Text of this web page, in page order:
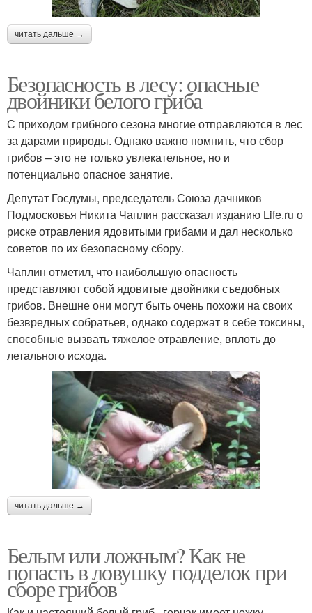
читать дальше →
Безопасность в лесу: опасные
двойники белого гриба
С приходом грибного сезона многие отправляются в лес
за дарами природы. Однако важно помнить, что сбор
грибов – это не только увлекательное, но и
потенциально опасное занятие.
Депутат Госдумы, председатель Союза дачников
Подмосковья Никита Чаплин рассказал изданию Life.ru о
риске отравления ядовитыми грибами и дал несколько
советов по их безопасному сбору.
Чаплин отметил, что наибольшую опасность
представляют собой ядовитые двойники съедобных
грибов. Внешне они могут быть очень похожи на своих
безвредных собратьев, однако содержат в себе токсины,
способные вызвать тяжелое отравление, вплоть до
летального исхода.
читать дальше →
Белым или ложным? Как не
попасть в ловушку подделок при
сборе грибов